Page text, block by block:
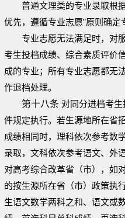
普通文理类的专业录取根
优先，遵循专业志愿”原则确定
专业志愿无法满足时，对
考生投档成绩、综合素质评价
成的专业；所有专业志愿都无
作退档处理。
第十八条 对同分进档考
件规定执行。若生源地所在省
成绩相同时，理科依次参考数
录取，文科依次参考语文、外
对高考综合改革省（市），如
的按生源所在省（市）政策执
生语文数学两科之和、语文或